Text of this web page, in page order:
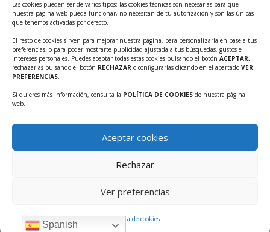
Las cookies pueden ser de varios tipos: las cookies técnicas son necesarias para que
nuestra página web pueda funcionar, no necesitan de tu autorización y son las únicas
que tenemos activadas por defecto.
El resto de cookies sirven para mejorar nuestra página, para personalizarla en base a tus
preferencias, o para poder mostrarte publicidad ajustada a tus búsquedas, gustos e
intereses personales. Puedes aceptar todas estas cookies pulsando el botón ACEPTAR,
rechazarlas pulsando el botón RECHAZAR o configurarlas clicando en el apartado VER
PREFERENCIAS.
Si quieres más información, consulta la POLÍTICA DE COOKIES de nuestra página
web.
Aceptar cookies
Rechazar
Ver preferencias
Política de cookies
para la contratación de servicios de Innovación y
Competitividad
Cheque Inversión del INFO. Ayudas para la
contratación de servicios de Innovación y
Competitividad para apoyar rondas de financiación.
Inscripciones abiertas!!
Ayudas INFO para la contratación de servicios de
Innovación y Competitividad (CHEQUE
Spanish